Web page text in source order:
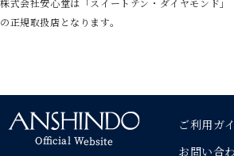
株式会社安心堂は「スイートテン・ダイヤモンド」
の正規取扱店となります。
ご利用ガ
お問い合